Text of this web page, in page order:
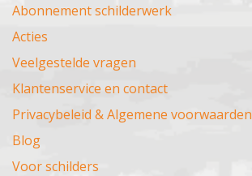
Abonnement schilderwerk
Acties
Veelgestelde vragen
Klantenservice en contact
Privacybeleid & Algemene voorwaarden
Blog
Voor schilders